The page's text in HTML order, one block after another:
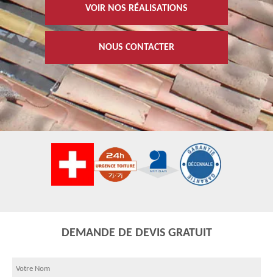
VOIR NOS RÉALISATIONS
NOUS CONTACTER
DEMANDE DE DEVIS GRATUIT